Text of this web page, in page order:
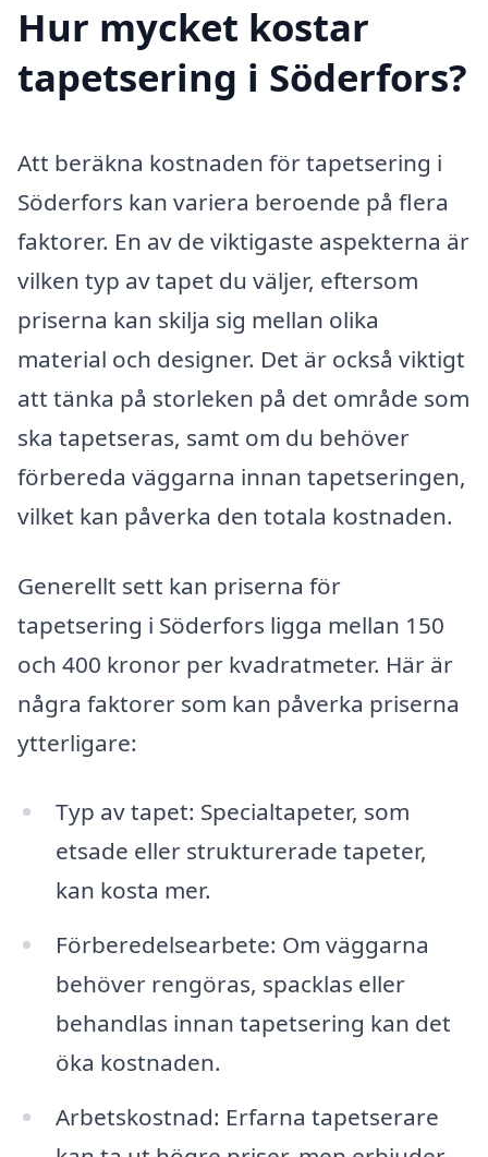
Hur mycket kostar
tapetsering i Söderfors?
Att beräkna kostnaden för tapetsering i
Söderfors kan variera beroende på flera
faktorer. En av de viktigaste aspekterna är
vilken typ av tapet du väljer, eftersom
priserna kan skilja sig mellan olika
material och designer. Det är också viktigt
att tänka på storleken på det område som
ska tapetseras, samt om du behöver
förbereda väggarna innan tapetseringen,
vilket kan påverka den totala kostnaden.
Generellt sett kan priserna för
tapetsering i Söderfors ligga mellan 150
och 400 kronor per kvadratmeter. Här är
några faktorer som kan påverka priserna
ytterligare:
Typ av tapet: Specialtapeter, som
etsade eller strukturerade tapeter,
kan kosta mer.
Förberedelsearbete: Om väggarna
behöver rengöras, spacklas eller
behandlas innan tapetsering kan det
öka kostnaden.
Arbetskostnad: Erfarna tapetserare